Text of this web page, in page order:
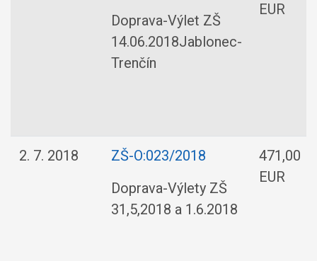
Doprava-Výlet ZŠ
14.06.2018Jablonec-
Trenčín
EUR
2. 7. 2018
ZŠ-O:023/2018
Doprava-Výlety ZŠ
31,5,2018 a 1.6.2018
471,00
EUR